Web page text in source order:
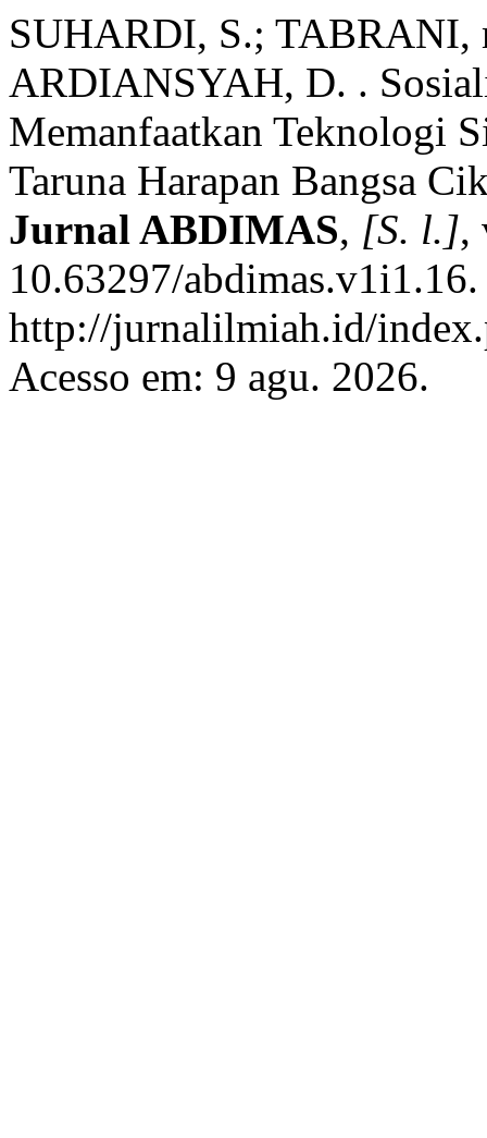
SUHARDI, S.; TABRANI,
ARDIANSYAH, D. .
Memanfaatkan Teknologi
Taruna Harapan Bangsa
Jurnal ABDIMAS, [S. l.],
10.63297/
http://jurnalilmiah.id/
Acesso em: 9 agu. 2026.